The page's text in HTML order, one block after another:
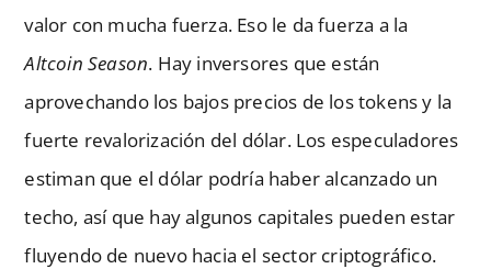
valor con mucha fuerza. Eso le da fuerza a la
Altcoin Season. Hay inversores que están
aprovechando los bajos precios de los tokens y la
fuerte revalorización del dólar. Los especuladores
estiman que el dólar podría haber alcanzado un
techo, así que hay algunos capitales pueden estar
fluyendo de nuevo hacia el sector criptográfico.